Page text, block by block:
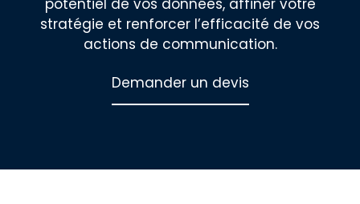
potentiel de vos données, affiner votre
stratégie et renforcer l’efficacité de vos
actions de communication.
Demander un devis